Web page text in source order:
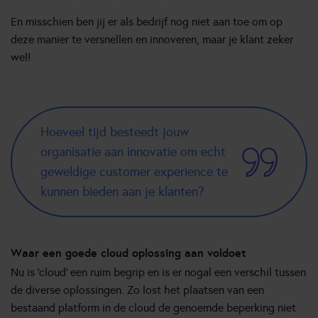
En misschien ben jij er als bedrijf nog niet aan toe om op
deze manier te versnellen en innoveren, maar je klant zeker
wel!
Hoeveel tijd besteedt jouw
organisatie aan innovatie om echt
geweldige customer experience te
kunnen bieden aan je klanten?
Waar een goede cloud oplossing aan voldoet
Nu is ‘cloud’ een ruim begrip en is er nogal een verschil tussen
de diverse oplossingen. Zo lost het plaatsen van een
bestaand platform in de cloud de genoemde beperking niet